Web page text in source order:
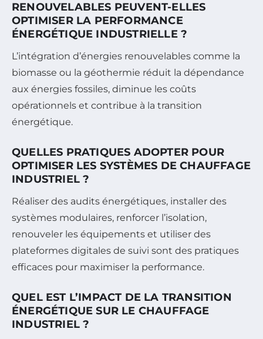
RENOUVELABLES PEUVENT-ELLES
OPTIMISER LA PERFORMANCE
ÉNERGÉTIQUE INDUSTRIELLE ?
L’intégration d’énergies renouvelables comme la
biomasse ou la géothermie réduit la dépendance
aux énergies fossiles, diminue les coûts
opérationnels et contribue à la transition
énergétique.
QUELLES PRATIQUES ADOPTER POUR
OPTIMISER LES SYSTÈMES DE CHAUFFAGE
INDUSTRIEL ?
Réaliser des audits énergétiques, installer des
systèmes modulaires, renforcer l’isolation,
renouveler les équipements et utiliser des
plateformes digitales de suivi sont des pratiques
efficaces pour maximiser la performance.
QUEL EST L’IMPACT DE LA TRANSITION
ÉNERGÉTIQUE SUR LE CHAUFFAGE
INDUSTRIEL ?